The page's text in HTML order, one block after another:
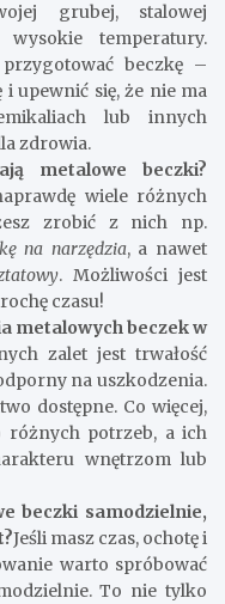
grubej, stalowej
temperatury.
beczkę –
upewnić się, że nie ma
lub innych
zdrowia.
metalowe beczki?
wiele różnych
zrobić z nich np.
na narzędzia, a nawet
. Możliwości jest
czasu!
metalowych beczek w
zalet jest trwałość
na uszkodzenia.
dostępne. Co więcej,
różnych potrzeb, a ich
wnętrzom lub
beczki samodzielnie,
Jeśli masz czas, ochotę i
warto spróbować
To nie tylko